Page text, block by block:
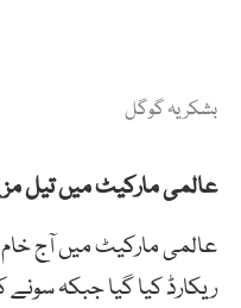
بشکریہ گوگل
عالمی مارکیٹ میں تیل
عالمی مارکیٹ میں آج
ریکارڈ کیا گیا جبکہ